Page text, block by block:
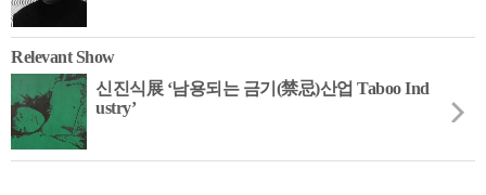
Relevant Show
신진식展 ‘남용되는 금기(禁忌)산업 Taboo Ind
ustry’